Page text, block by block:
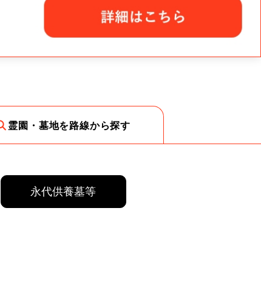
霊園・墓地を路線から探す
永代供養墓等